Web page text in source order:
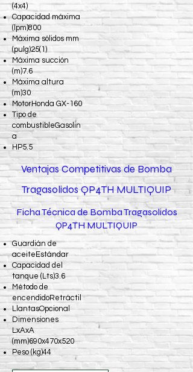
(4x4)
Capacidad máxima
(lpm)800
Máxima sólidos mm
(pulg)25(1)
Máxima succión
(m)7.6
Máxima altura
(m)30
MotorHonda GX-160
Tipo de
combustibleGasolin
a
HP5.5
Ventajas Competitivas de Bomba
Tragasolidos QP4TH MULTIQUIP
Ficha Técnica de Bomba Tragasolidos
QP4TH MULTIQUIP
Guardián de
aceiteEstándar
Capacidad del
tanque (Lts)3.6
Método de
encendidoRetráctil
LlantasOpcional
Dimensiones
LxAxA
(mm)690x470x520
Peso (kg)44